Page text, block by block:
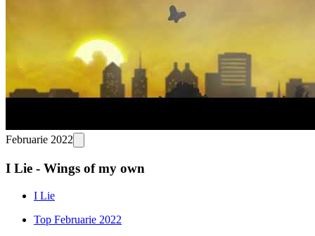
Februarie 2022
I Lie - Wings of my own
I Lie
Top Februarie 2022